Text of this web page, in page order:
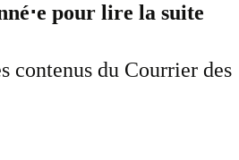
pour lire la suite
contenus du Courrier des